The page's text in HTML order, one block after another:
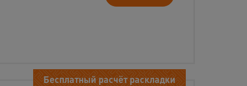
Бесплатный расчёт раскладки